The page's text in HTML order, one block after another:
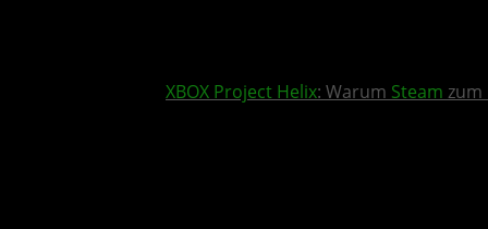
XBOX Project Helix: Warum Steam zum